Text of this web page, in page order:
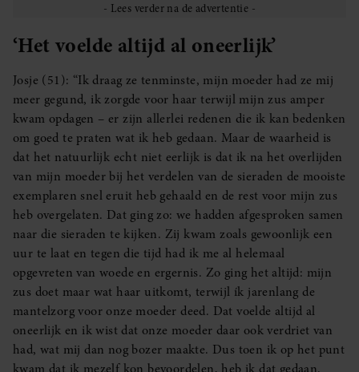
‘Het voelde altijd al oneerlijk’
Josje (51): “Ik draag ze tenminste, mijn moeder had ze mij
meer gegund, ik zorgde voor haar terwijl mijn zus amper
kwam opdagen – er zijn allerlei redenen die ik kan bedenken
om goed te praten wat ik heb gedaan. Maar de waarheid is
dat het natuurlijk echt niet eerlijk is dat ik na het overlijden
van mijn moeder bij het verdelen van de sieraden de mooiste
exemplaren snel eruit heb gehaald en de rest voor mijn zus
heb overgelaten. Dat ging zo: we hadden afgesproken samen
naar die sieraden te kijken. Zij kwam zoals gewoonlijk een
uur te laat en tegen die tijd had ik me al helemaal
opgevreten van woede en ergernis. Zo ging het altijd: mijn
zus doet maar wat haar uitkomt, terwijl ík jarenlang de
mantelzorg voor onze moeder deed. Dat voelde altijd al
oneerlijk en ik wist dat onze moeder daar ook verdriet van
had, wat mij dan nog bozer maakte. Dus toen ik op het punt